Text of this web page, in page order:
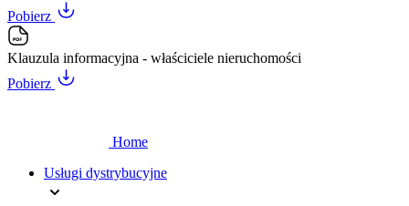
Pobierz
Klauzula informacyjna - właściciele nieruchomości
Pobierz
Home
Usługi dystrybucyjne